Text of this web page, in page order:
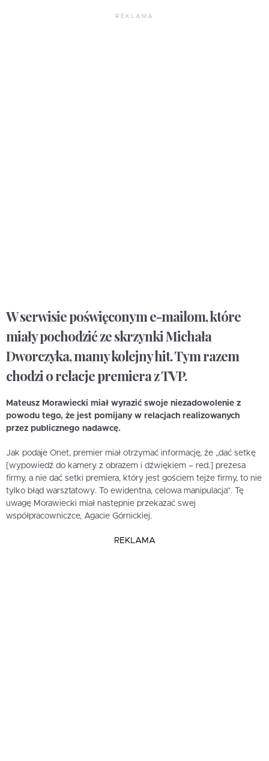
REKLAMA
W serwisie poświęconym e-mailom, które
miały pochodzić ze skrzynki Michała
Dworczyka, mamy kolejny hit. Tym razem
chodzi o relacje premiera z TVP.
Mateusz Morawiecki miał wyrazić swoje niezadowolenie z
powodu tego, że jest pomijany w relacjach realizowanych
przez publicznego nadawcę.
Jak podaje Onet, premier miał otrzymać informację, że „dać setkę
[wypowiedź do kamery z obrazem i dźwiękiem – red.] prezesa
firmy, a nie dać setki premiera, który jest gościem tejże firmy, to nie
tylko błąd warsztatowy. To ewidentna, celowa manipulacja”. Tę
uwagę Morawiecki miał następnie przekazać swej
współpracowniczce, Agacie Górnickiej.
REKLAMA